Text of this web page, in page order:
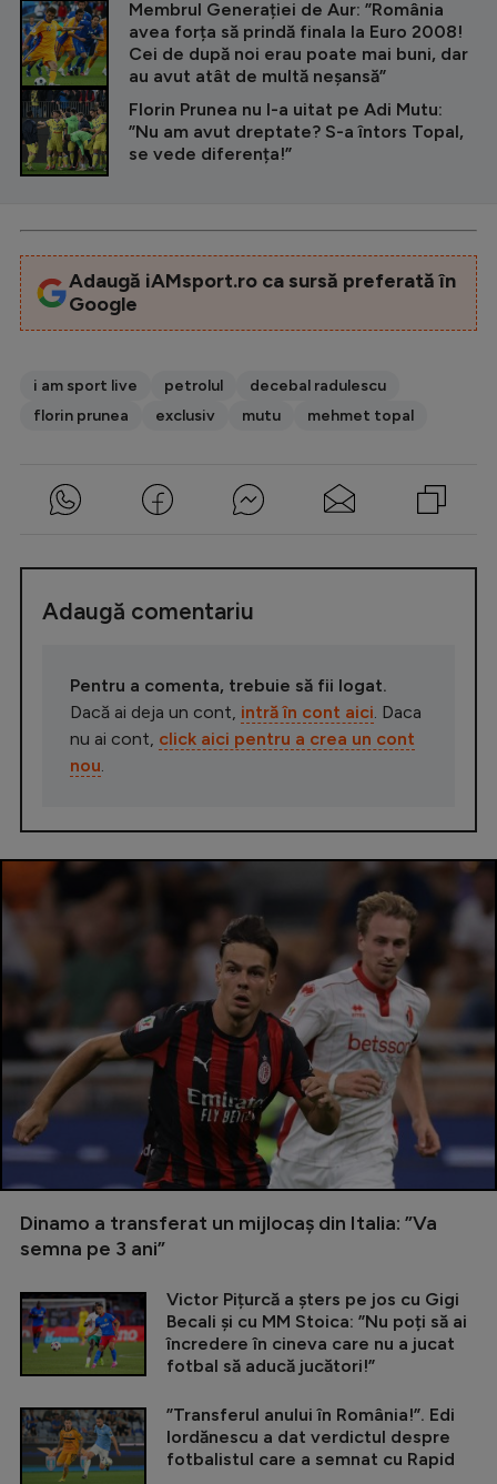
Membrul Generației de Aur: ”România
avea forța să prindă finala la Euro 2008!
Cei de după noi erau poate mai buni, dar
au avut atât de multă neșansă”
Florin Prunea nu l-a uitat pe Adi Mutu:
”Nu am avut dreptate? S-a întors Topal,
se vede diferența!”
Adaugă iAMsport.ro ca sursă preferată în
Google
i am sport live petrolul
decebal radulescu
florin prunea
exclusiv mutu mehmet topal
Adaugă comentariu
Pentru a comenta, trebuie să fii logat.
Dacă ai deja un cont, intră în cont aici. Daca
nu ai cont, click aici pentru a crea un cont
nou.
Dinamo a transferat un mijlocaș din Italia: ”Va
semna pe 3 ani”
Victor Pițurcă a șters pe jos cu Gigi
Becali și cu MM Stoica: ”Nu poți să ai
încredere în cineva care nu a jucat
fotbal să aducă jucători!”
”Transferul anului în România!”. Edi
Iordănescu a dat verdictul despre
fotbalistul care a semnat cu Rapid